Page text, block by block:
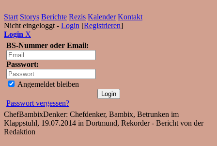
Start Storys Berichte Rezis Kalender Kontakt
Nicht eingeloggt - Login [Registrieren]
Login X
BS-Nummer oder Email:
Passwort:
Angemeldet bleiben
Passwort vergessen?
ChefBambixDenker: Chefdenker, Bambix, Betrunken im
Klappstuhl, 19.07.2014 in Dortmund, Rekorder - Bericht von der
Redaktion